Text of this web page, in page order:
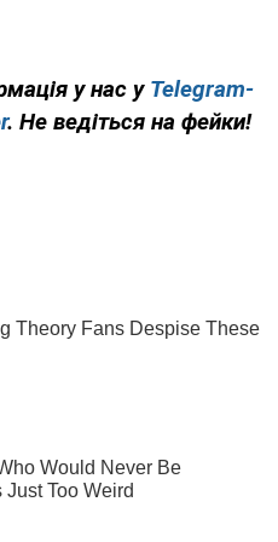
у нас у Telegram-
. Не ведіться на фейки!